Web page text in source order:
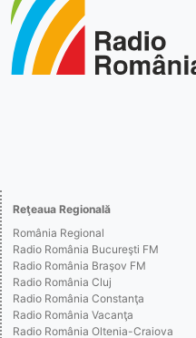
Reţeaua Regională
România Regional
Radio România Bucureşti FM
Radio România Braşov FM
Radio România Cluj
Radio România Constanţa
Radio România Vacanţa
Radio România Oltenia-Craiova